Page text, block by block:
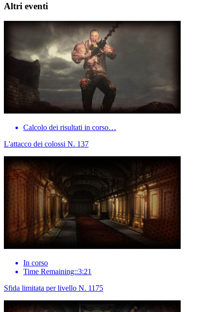
Altri eventi
Calcolo dei risultati in corso…
L'attacco dei colossi N. 137
In corso
Time Remaining::3:21
Sfida limitata per livello N. 1175